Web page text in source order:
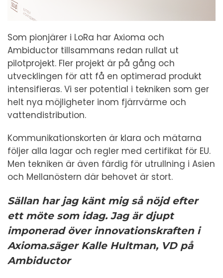
Som pionjärer i LoRa har Axioma och
Ambiductor tillsammans redan rullat ut
pilotprojekt. Fler projekt är på gång och
utvecklingen för att få en optimerad produkt
intensifieras. Vi ser potential i tekniken som ger
helt nya möjligheter inom fjärrvärme och
vattendistribution.
Kommunikationskorten är klara och mätarna
följer alla lagar och regler med certifikat för EU.
Men tekniken är även färdig för utrullning i Asien
och Mellanöstern där behovet är stort.
Sällan har jag känt mig så nöjd efter
ett möte som idag. Jag är djupt
imponerad över innovationskraften i
Axioma.säger Kalle Hultman, VD på
Ambiductor